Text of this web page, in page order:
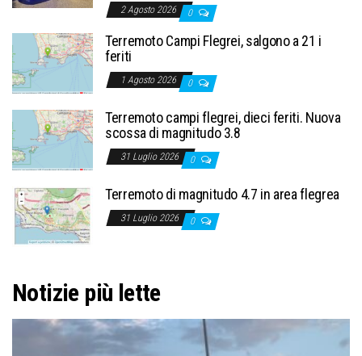
2 Agosto 2026 0
Terremoto Campi Flegrei, salgono a 21 i
feriti
1 Agosto 2026 0
Terremoto campi flegrei, dieci feriti. Nuova
scossa di magnitudo 3.8
31 Luglio 2026 0
Terremoto di magnitudo 4.7 in area flegrea
31 Luglio 2026 0
Notizie più lette